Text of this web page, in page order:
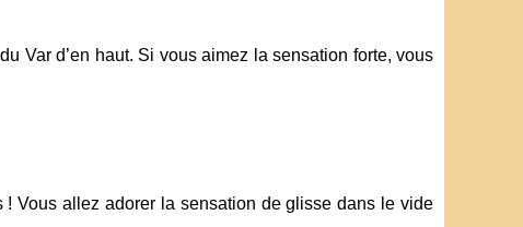
Var d’en haut. Si vous aimez la sensation forte, vous
Vous allez adorer la sensation de glisse dans le vide